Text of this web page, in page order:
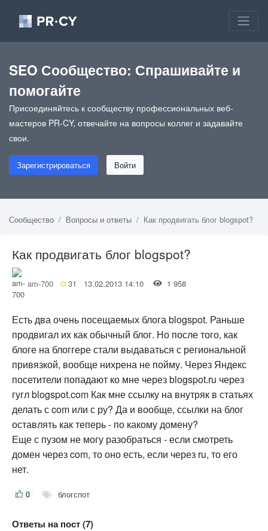
SEO Сообщество: Спрашивайте и
помогайте
Присоединяйтесь к сообществу профессиональных веб-
мастеров PR-CY, отвечайте на вопросы коллег и задавайте
свои.
Зарегистрироваться Войти
Сообщество Вопросы и ответы Как продвигать блог blogspot?
Как продвигать блог blogspot?
am-700 31 13.02.2013 14:10 1 958
Есть два очень посещаемых блога blogspot. Раньше
продвигал их как обычный блог. Но после того, как
блоге на блоггере стали выдаваться с региональной
привязкой, вообще нихрена не пойму. Через Яндекс
посетители попадают ко мне через blogspot.ru через
гугл blogspot.com Как мне ссылку на внутряк в статьях
делать с com или с ру? Да и вообще, ссылки на блог
оставлять как теперь - по какому домену?
Еще с пузом не могу разобраться - если смотреть
домен через com, то оно есть, если через ru, то его
нет.
0 блогспот
Ответы на пост (7)